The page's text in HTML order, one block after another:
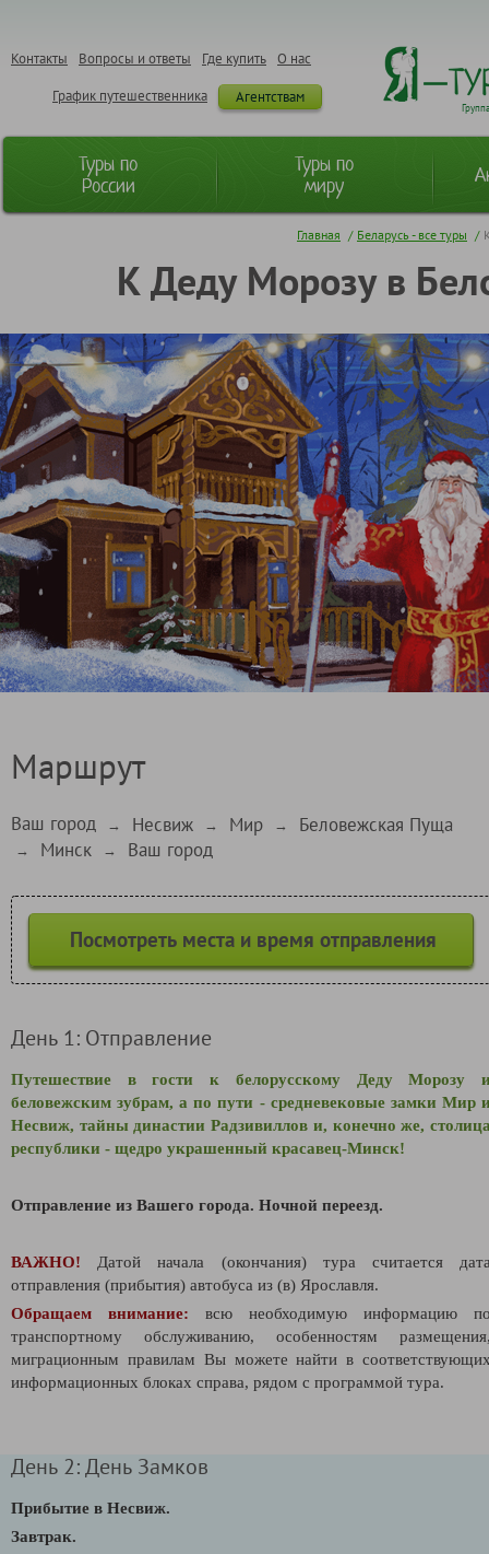
О нас
Где купить
Вопросы и ответы
Контакты
Агентствам
График путешественника
Туры по
России
Туры по
миру
Главная / Беларусь - все туры /
К Деду Морозу в
Маршрут
Ваш город → Несвиж → Мир → Беловежская Пуща
→ Минск → Ваш город
Посмотреть места и время отправления
День 1: Отправление
Путешествие в гости к белорусскому Деду Морозу
беловежским зубрам, а по пути - средневековые замки Мир
Несвиж, тайны династии Радзивиллов и, конечно же,
республики - щедро украшенный красавец-Минск!
Отправление из Вашего города. Ночной переезд.
ВАЖНО! Датой начала (окончания) тура считается
отправления (прибытия) автобуса из (в) Ярославля.
Обращаем внимание: всю необходимую информацию
транспортному обслуживанию, особенностям
миграционным правилам Вы можете найти в
информационных блоках справа, рядом с программой тура.
День 2: День Замков
Прибытие в Несвиж.
Завтрак.